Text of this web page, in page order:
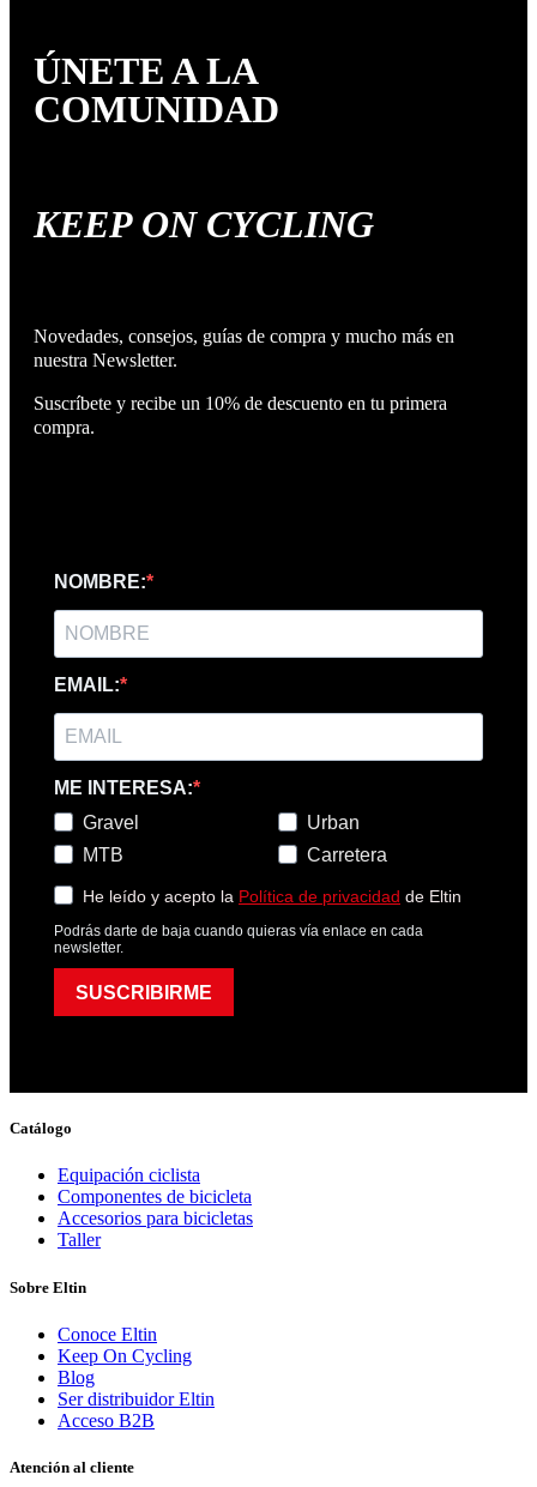
ÚNETE A LA
COMUNIDAD
KEEP ON CYCLING
Novedades, consejos, guías de compra y mucho más en
nuestra Newsletter.
Suscríbete y recibe un 10% de descuento en tu primera
compra.
NOMBRE:
EMAIL:
ME INTERESA:
Gravel
MTB
Urban
Carretera
He leído y acepto la Política de privacidad de Eltin
Podrás darte de baja cuando quieras vía enlace en cada
newsletter.
SUSCRIBIRME
Catálogo
Equipación ciclista
Componentes de bicicleta
Accesorios para bicicletas
Taller
Sobre Eltin
Conoce Eltin
Keep On Cycling
Blog
Ser distribuidor Eltin
Acceso B2B
Atención al cliente